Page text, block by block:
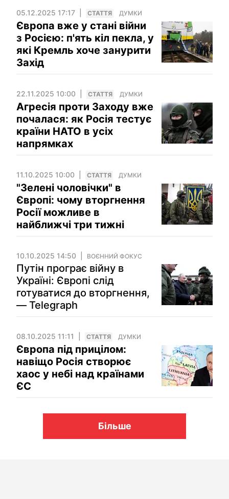
05.12.2025 17:17 СТАТТЯ ДУМКИ
Європа вже у стані війни
з Росією: п'ять кіл пекла, у
які Кремль хоче занурити
Захід
22.11.2025 10:00 СТАТТЯ ДУМКИ
Агресія проти Заходу вже
почалася: як Росія тестує
країни НАТО в усіх
напрямках
11.10.2025 10:00 СТАТТЯ ДУМКИ
"Зелені чоловічки" в
Європі: чому вторгнення
Росії можливе в
найближчі три тижні
10.10.2025 14:50 ВОЄННИЙ ФОКУС
Путін програє війну в
Україні: Європі слід
готуватися до вторгнення,
— Telegraph
08.10.2025 11:11 СТАТТЯ ДУМКИ
Європа під прицілом:
навіщо Росія створює
хаос у небі над країнами
ЄС
Більше